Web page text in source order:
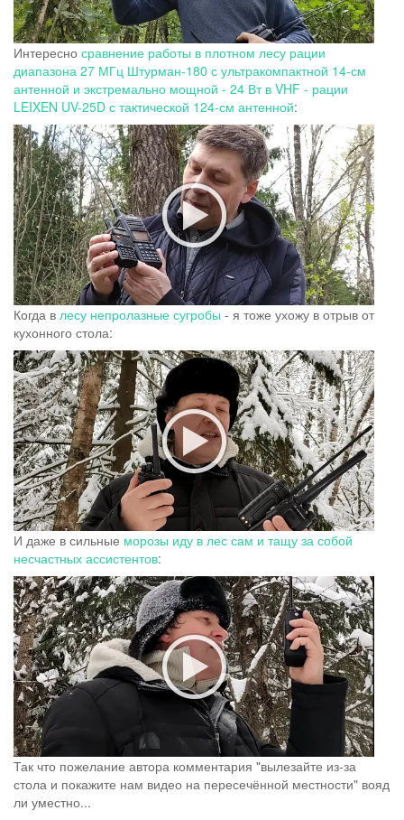
Интересно сравнение работы в плотном лесу рации
диапазона 27 МГц Штурман-180 с ультракомпактной 14-см
антенной и экстремально мощной - 24 Вт в VHF - рации
LEIXEN UV-25D с тактической 124-см антенной:
Когда в лесу непролазные сугробы - я тоже ухожу в отрыв от
кухонного стола:
И даже в сильные морозы иду в лес сам и тащу за собой
несчастных ассистентов:
Так что пожелание автора комментария "вылезайте из-за
стола и покажите нам видео на пересечённой местности" вояд
ли уместно...